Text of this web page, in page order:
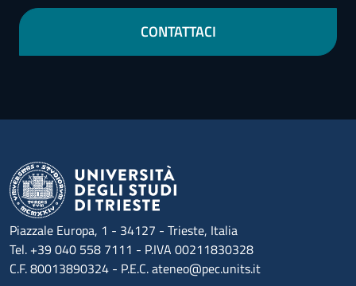
CONTATTACI
Piazzale Europa, 1 - 34127 - Trieste, Italia
Tel. +39 040 558 7111 - P.IVA 00211830328
C.F. 80013890324 - P.E.C. ateneo@pec.units.it